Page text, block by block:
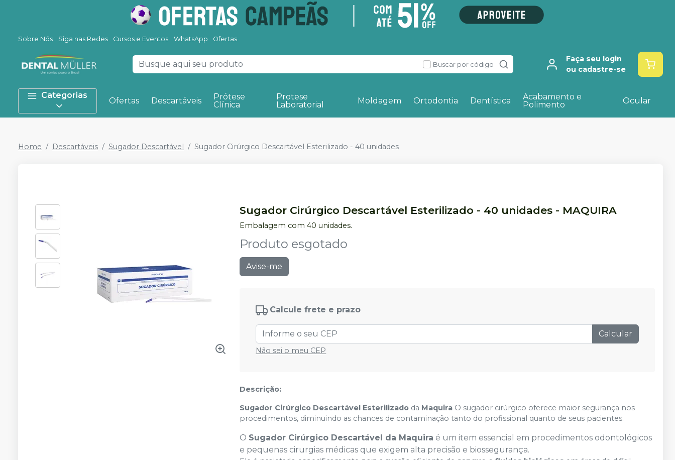
Sobre Nós Siga nas Redes Cursos e Eventos WhatsApp Ofertas
Buscar por código
Faça seu login
ou cadastre-se
Categorias
Ofertas Descartáveis
Prótese
Clínica
Protese
Laboratorial
Moldagem Ortodontia Dentística
Acabamento e
Polimento
Ocular
Home Descartáveis Sugador Descartável Sugador Cirúrgico Descartável Esterilizado - 40 unidades
Sugador Cirúrgico Descartável Esterilizado - 40 unidades - MAQUIRA
Embalagem com 40 unidades.
Produto esgotado
Avise-me
Calcule frete e prazo
Calcular
Não sei o meu CEP
Descrição:
Sugador Cirúrgico Descartável Esterilizado da Maquira O sugador cirúrgico oferece maior segurança nos
procedimentos, diminuindo as chances de contaminação tanto do profissional quanto de seus pacientes.
O Sugador Cirúrgico Descartável da Maquira é um item essencial em procedimentos odontológicos
e pequenas cirurgias médicas que exigem alta precisão e biossegurança.